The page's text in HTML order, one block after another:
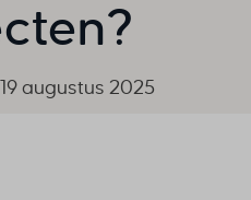
19 augustus 2025